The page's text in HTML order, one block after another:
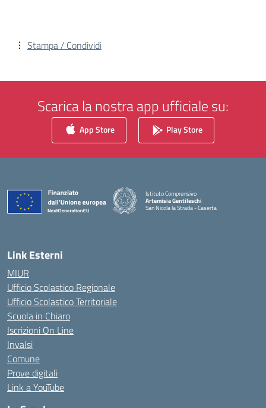
Stampa / Condividi
Scarica la nostra app ufficiale su:
App Store Play Store
Istituto Comprensivo
Artemisia Gentileschi
San Nicola la Strada - Caserta
Link Esterni
MIUR
Ufficio Scolastico Regionale
Ufficio Scolastico Territoriale
Scuola in Chiaro
Iscrizioni On Line
Invalsi
Comune
Prove digitali
Link a YouTube